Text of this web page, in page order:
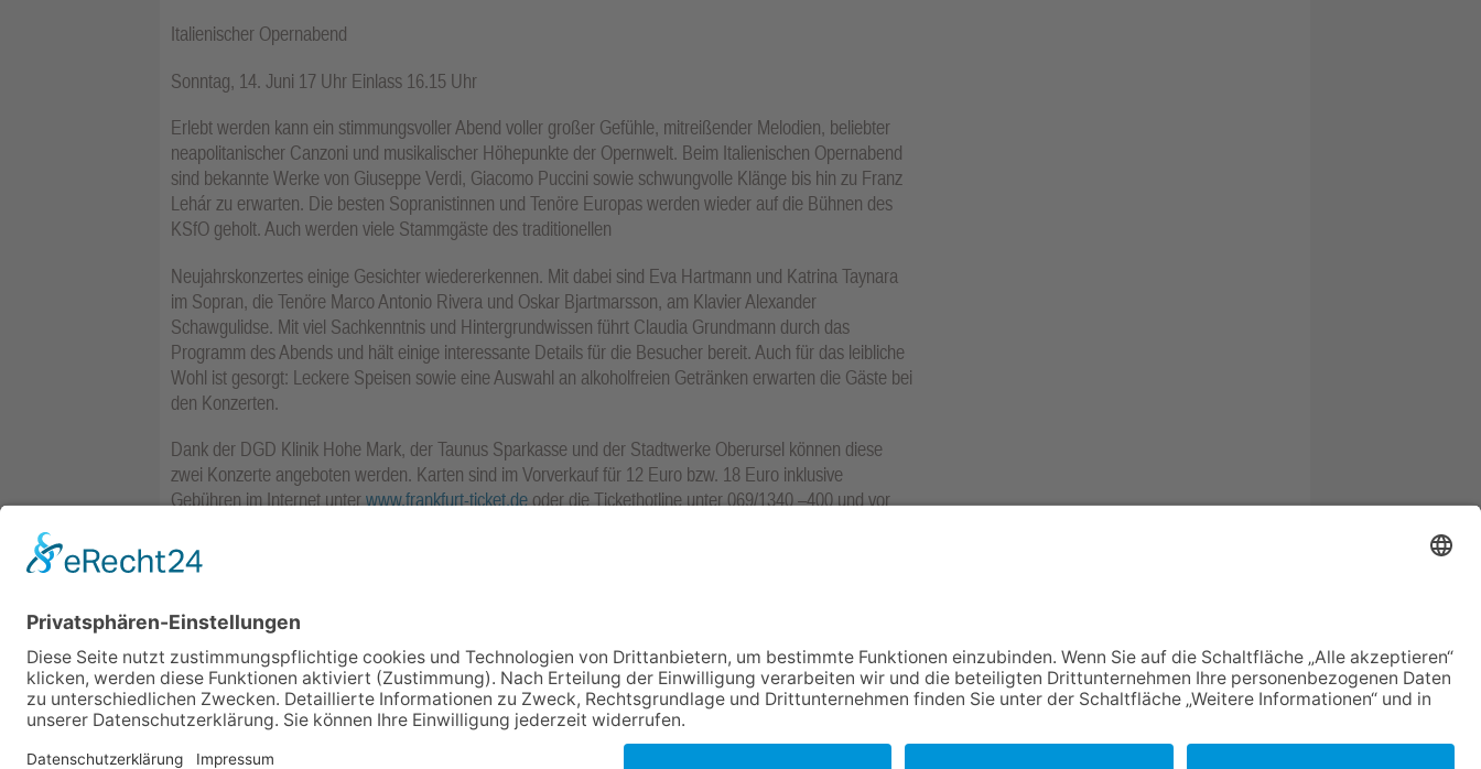
Italienischer Opernabend
Sonntag, 14. Juni 17 Uhr Einlass 16.15 Uhr
Erlebt werden kann ein stimmungsvoller Abend voller großer Gefühle, mitreißender Melodien, beliebter
neapolitanischer Canzoni und musikalischer Höhepunkte der Opernwelt. Beim Italienischen Opernabend
sind bekannte Werke von Giuseppe Verdi, Giacomo Puccini sowie schwungvolle Klänge bis hin zu Franz
Lehár zu erwarten. Die besten Sopranistinnen und Tenöre Europas werden wieder auf die Bühnen des
KSfO geholt. Auch werden viele Stammgäste des traditionellen
Neujahrskonzertes einige Gesichter wiedererkennen. Mit dabei sind Eva Hartmann und Katrina Taynara
im Sopran, die Tenöre Marco Antonio Rivera und Oskar Bjartmarsson, am Klavier Alexander
Schawgulidse. Mit viel Sachkenntnis und Hintergrundwissen führt Claudia Grundmann durch das
Programm des Abends und hält einige interessante Details für die Besucher bereit. Auch für das leibliche
Wohl ist gesorgt: Leckere Speisen sowie eine Auswahl an alkoholfreien Getränken erwarten die Gäste bei
den Konzerten.
Dank der DGD Klinik Hohe Mark, der Taunus Sparkasse und der Stadtwerke Oberursel können diese
zwei Konzerte angeboten werden. Karten sind im Vorverkauf für 12 Euro bzw. 18 Euro inklusive
Gebühren im Internet unterwww.frankfurt-ticket.deoder die Tickethotline unter 069/1340 –400 und vor
Weitere Informationen sind im Internet unter
NACH OBEN
Impressum Datenschutz
Copyright Taunus Nachrichten 2009 bis 2026